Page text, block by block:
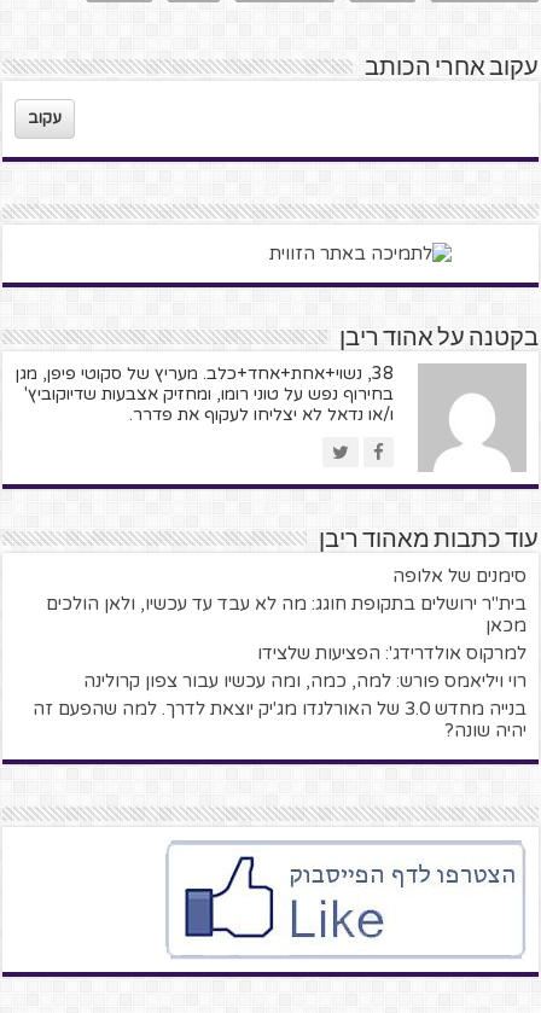
עקוב אחרי הכותב
עקוב
בקטנה על אהוד ריבן
38, נשוי+אחת+אחד+כלב. מעריץ של סקוטי פיפן, מגן
בחירוף נפש על טוני רומו, ומחזיק אצבעות שדיוקוביץ'
ו/או נדאל לא יצליחו לעקוף את פדרר.
עוד כתבות מאהוד ריבן
סימנים של אלופה
בית"ר ירושלים בתקופת חוגג: מה לא עבד עד עכשיו, ולאן הולכים
מכאן
למרקוס אולדרידג': הפציעות שלצידו
רוי ויליאמס פורש: למה, כמה, ומה עכשיו עבור צפון קרולינה
בנייה מחדש 3.0 של האורלנדו מג'יק יוצאת לדרך. למה שהפעם זה
יהיה שונה?